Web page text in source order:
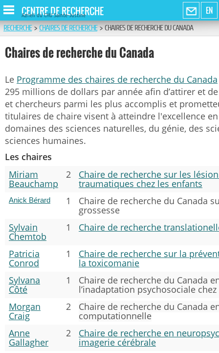
EN
CENTRE DE RECHERCHE
Azrieli du CHU Sainte-Justine
RECHERCHE>CHAIRES DE RECHERCHE>CHAIRES DE RECHERCHE DU CANADA
Chaires de recherche du Canada
Le Programme des chaires de recherche du Canada
295 millions de dollars par année afin d’attirer et
et chercheurs parmi les plus accomplis et
titulaires de chaire visent à atteindre l'excellence
domaines des sciences naturelles, du génie, des
sciences humaines.
Les chaires
Miriam
Beauchamp
2 Chaire de recherche sur les
traumatiques chez les enfants
Anick Bérard 1 Chaire de recherche du Canada
grossesse
Sylvain
Chemtob
1 Chaire de recherche
Patricia
Conrod
1 Chaire de recherche sur la
la toxicomanie
Sylvana
Côté
1 Chaire de recherche du Canada
l’inadaptation psychosociale chez
Morgan
Craig
2 Chaire de recherche du Canada
computationnelle
Anne
Gallagher
2 Chaire de recherche en
imagerie cérébrale